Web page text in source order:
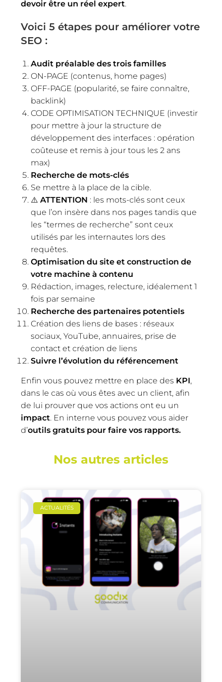
devoir être un réel expert.
Voici 5 étapes pour améliorer votre
SEO :
Audit préalable des trois familles
ON-PAGE (contenus, home pages)
OFF-PAGE (popularité, se faire connaître,
backlink)
CODE OPTIMISATION TECHNIQUE (investir
pour mettre à jour la structure de
développement des interfaces : opération
coûteuse et remis à jour tous les 2 ans
max)
Recherche de mots-clés
Se mettre à la place de la cible.
⚠️ATTENTION : les mots-clés sont ceux
que l’on insère dans nos pages tandis que
les “termes de recherche” sont ceux
utilisés par les internautes lors des
requêtes.
Optimisation du site et construction de
votre machine à contenu
Rédaction, images, relecture, idéalement 1
fois par semaine
Recherche des partenaires potentiels
Création des liens de bases : réseaux
sociaux, YouTube, annuaires, prise de
contact et création de liens
Suivre l’évolution du référencement
Enfin vous pouvez mettre en place des KPI,
dans le cas où vous êtes avec un client, afin
de lui prouver que vos actions ont eu un
impact. En interne vous pouvez vous aider
d’outils gratuits pour faire vos rapports.
Nos autres articles
ACTUALITÉS